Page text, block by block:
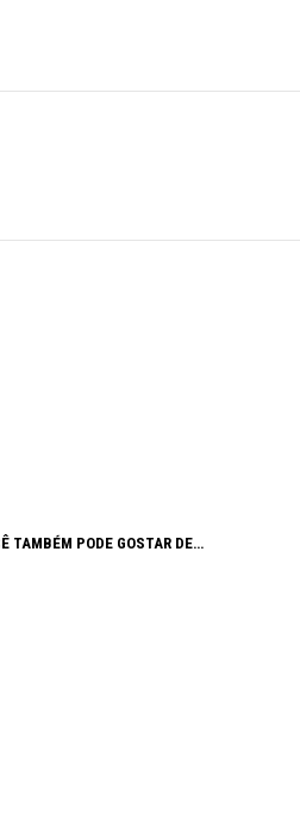
TAMBÉM PODE GOSTAR DE…